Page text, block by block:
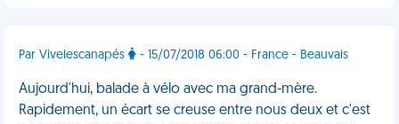
Par Vivelescanapés - 15/07/2018 06:00 - France - Beauvais
Aujourd'hui, balade à vélo avec ma grand-mère.
Rapidement, un écart se creuse entre nous deux et c'est